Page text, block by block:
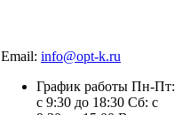
Email: info@opt-k.ru
График работы Пн-Пт:
с 9:30 до 18:30 Сб: с